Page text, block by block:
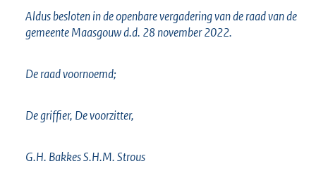
Aldus besloten in de openbare vergadering van de raad van de
gemeente Maasgouw d.d. 28 november 2022.
De raad voornoemd;
De griffier, De voorzitter,
G.H. Bakkes S.H.M. Strous